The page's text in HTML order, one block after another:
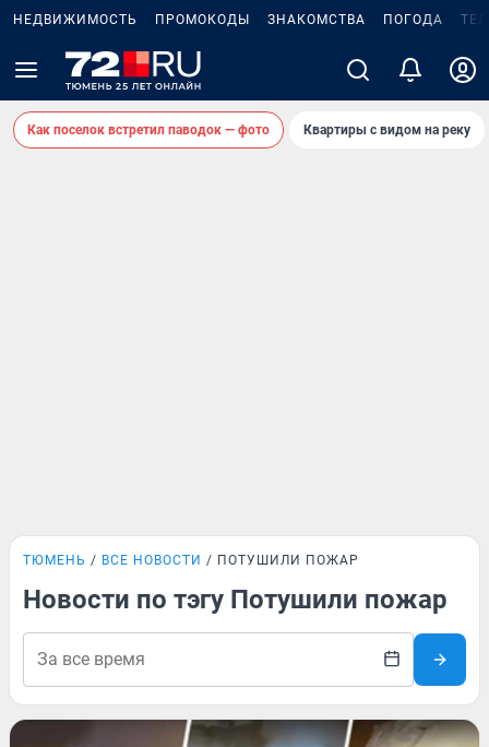
НЕДВИЖИМОСТЬ ПРОМОКОДЫ ЗНАКОМСТВА ПОГОДА
Как поселок встретил паводок — фото Квартиры с видом на реку
ТЮМЕНЬ ВСЕ НОВОСТИ ПОТУШИЛИ ПОЖАР
Новости по тэгу Потушили пожар